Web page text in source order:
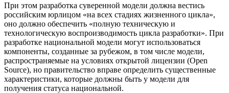
При этом разработка суверенной модели должна вестись
российским юрлицом «на всех стадиях жизненного цикла»,
оно должно обеспечить «полную техническую и
технологическую воспроизводимость цикла разработки». При
разработке национальной модели могут использоваться
компоненты, созданные за рубежом, в том числе модели,
распространяемые на условиях открытой лицензии (Open
Source), но правительство вправе определить существенные
характеристики, которые должны быть у модели для
получения статуса национальной.